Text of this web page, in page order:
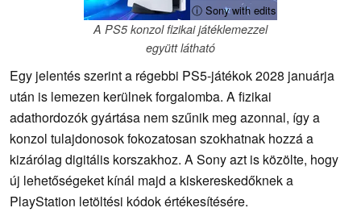
ⓘ Sony with edits
A PS5 konzol fizikai játéklemezzel
együtt látható
Egy jelentés szerint a régebbi PS5-játékok 2028 januárja
után is lemezen kerülnek forgalomba. A fizikai
adathordozók gyártása nem szűnik meg azonnal, így a
konzol tulajdonosok fokozatosan szokhatnak hozzá a
kizárólag digitális korszakhoz. A Sony azt is közölte, hogy
új lehetőségeket kínál majd a kiskereskedőknek a
PlayStation letöltési kódok értékesítésére.